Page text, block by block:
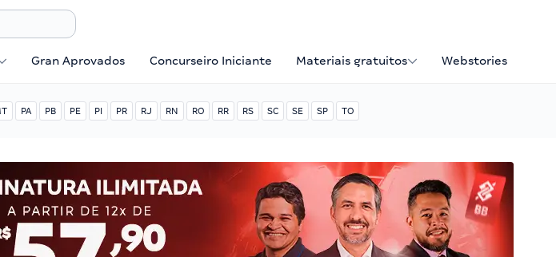
Gran Aprovados Concurseiro Iniciante Materiais gratuitos Webstories
PA PB PE PI PR RJ RN RO RR RS SC SE SP TO